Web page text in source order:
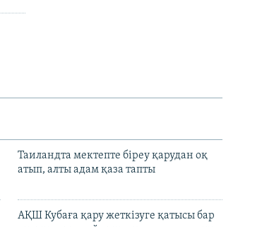
Таиландта мектепте біреу қарудан оқ
атып, алты адам қаза тапты
АҚШ Кубаға қару жеткізуге қатысы бар